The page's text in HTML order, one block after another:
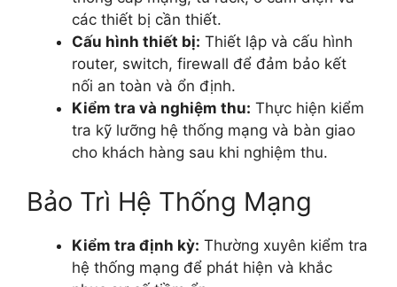
các thiết bị cần thiết.
Cấu hình thiết bị: Thiết lập và cấu hình
router, switch, firewall để đảm bảo kết
nối an toàn và ổn định.
Kiểm tra và nghiệm thu: Thực hiện kiểm
tra kỹ lưỡng hệ thống mạng và bàn giao
cho khách hàng sau khi nghiệm thu.
Bảo Trì Hệ Thống Mạng
Kiểm tra định kỳ: Thường xuyên kiểm tra
hệ thống mạng để phát hiện và khắc